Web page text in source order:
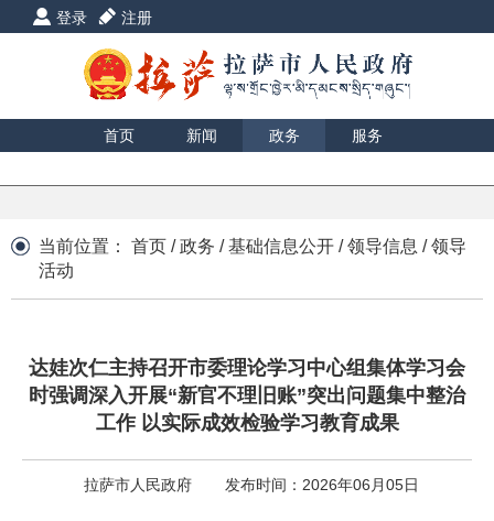
登录 注册
首页 新闻 政务
服务
当前位置： 首页 /政务 /基础信息公开 /领导信息 /领导
活动
达娃次仁主持召开市委理论学习中心组集体学习会
时强调深入开展“新官不理旧账”突出问题集中整治
工作 以实际成效检验学习教育成果
拉萨市人民政府 发布时间：2026年06月05日